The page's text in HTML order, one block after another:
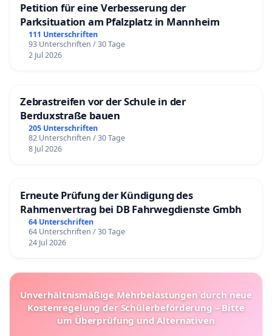
Petition für eine Verbesserung der
Parksituation am Pfalzplatz in Mannheim
111 Unterschriften
93 Unterschriften / 30 Tage
2 Jul 2026
Zebrastreifen vor der Schule in der
Berduxstraße bauen
205 Unterschriften
82 Unterschriften / 30 Tage
8 Jul 2026
Erneute Prüfung der Kündigung des
Rahmenvertrag bei DB Fahrwegdienste Gmbh
64 Unterschriften
64 Unterschriften / 30 Tage
24 Jul 2026
Unverhältnismäßige Mehrbelastungen durch neue
Kostenregelung der Schülerbeförderung – Bitte
um Überprüfung und Alternativen